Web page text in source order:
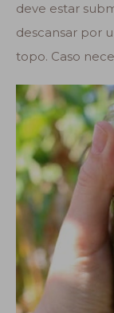
deve estar
descansar por
topo. Caso